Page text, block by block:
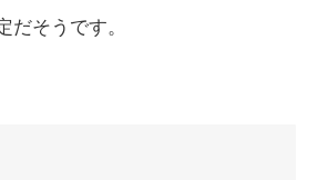
だそうです。